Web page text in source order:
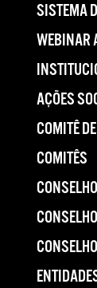
SISTEMA
WEBINAR
AÇÕES
COMITÊ
COMITÊS